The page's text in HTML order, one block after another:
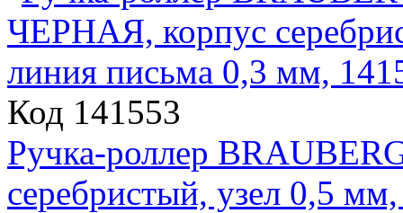
Код 141553
Ручка-роллер
серебристый, узел 0,5